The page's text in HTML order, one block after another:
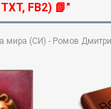
FB2) 📗"
мира (СИ) - Ромов